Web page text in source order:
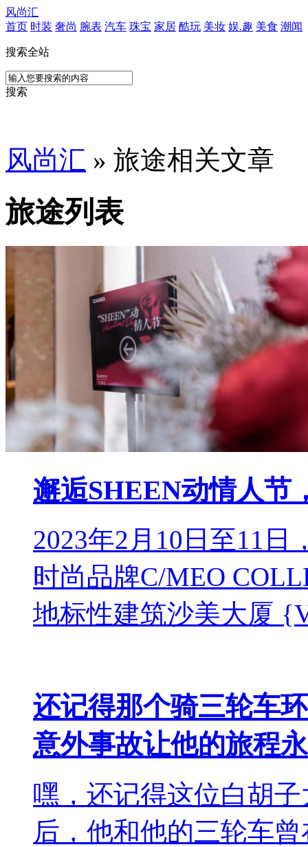
风尚汇
首页 时装 奢尚 腕表 汽车 珠宝 家居 酷玩 美妆 娱.趣 美食 潮闻
搜索全站
搜索
风尚汇 » 旅途相关文章
旅途列表
邂逅SHEEN动情人节
2023年2月10日至11日
时尚品牌C/MEO
地标性建筑沙美大厦
还记得那个骑三轮车
意外事故让他的旅程
嘿，还记得这位白胡
后，他和他的三轮车